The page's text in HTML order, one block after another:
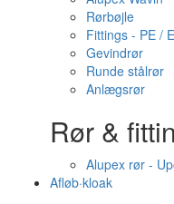
Rørbøjle
Fittings - PE /
Gevindrør
Runde stålrør
Anlægsrør
Rør &
Alupex rør -
Afløb·kloak